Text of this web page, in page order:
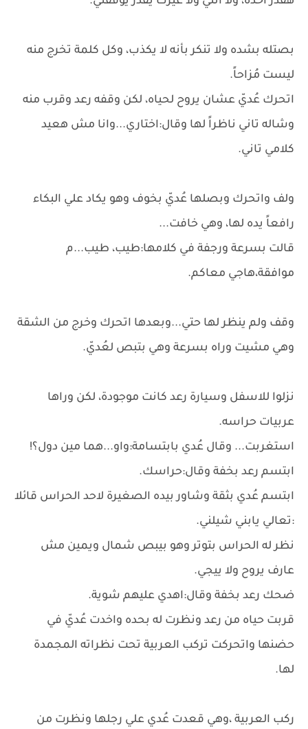
بصتله بشده ولا تنكر بأنه لا يكذب، وكل كلمة تخرج منه
ليست مُزاحاً.
اتحرك عُديّ عشان يروح لحياه، لكن وقفه رعد وقرب منه
وشاله تاني ناظراً لها وقال:اختاري...وانا مش هعيد
كلامي تاني.
ولف واتحرك وبصلها عُديّ بخوف وهو يكاد علي البكاء
رافعاً يده لها، وهي خافت...
قالت بسرعة ورجفة في كلامها:طيب، طيب...م
موافقة،هاجي معاكم.
وقف ولم ينظر لها حتي...وبعدها اتحرك وخرج من الشقة
وهي مشيت وراه بسرعة وهي بتبص لعُديّ.
نزلوا للاسفل وسيارة رعد كانت موجودة، لكن وراها
عربيات حراسه.
استغربت... وقال عُدي بابتسامة:واو...هما مين دول؟!
ابتسم رعد بخفة وقال:حراسك.
ابتسم عُدي بثقة وشاور بيده الصغيرة لاحد الحراس قائلا
:تعالي يابني شيلني.
نظر له الحراس بتوتر وهو بيبص شمال ويمين مش
عارف يروح ولا ييجي.
ضحك رعد بخفة وقال:اهدي عليهم شوية.
قربت حياه من رعد ونظرت له بحده واخدت عُديّ في
حضنها واتحركت تركب العربية تحت نظراته المجمدة
لها.
ركب العربية ،وهي قعدت عُدي علي رجلها ونظرت من